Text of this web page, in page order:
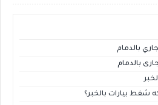
بالدمام
بالدمام
شفط بيارات بالخبر؟